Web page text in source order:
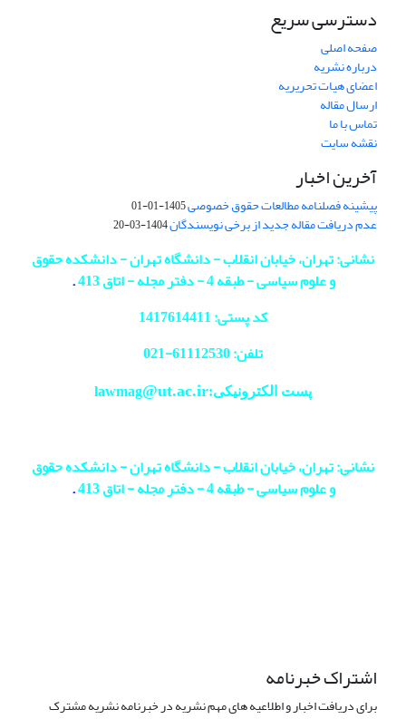
دسترسی سریع
صفحه اصلی
درباره نشریه
اعضای هیات تحریریه
ارسال مقاله
تماس با ما
نقشه سایت
آخرین اخبار
پیشینه فصلنامه مطالعات حقوق خصوصی1405-01-01
عدم دریافت مقاله جدید از برخی نویسندگان1404-03-20
نشانی: تهران، خیابان انقلاب - دانشگاه تهران - دانشکده حقوق
و علوم سیاسی - طبقه 4 - دفتر مجله - اتاق 413
.
کد پستی: 1417614411
تلفن: 61112530-
021
پست الکترونیکی:lawmag@ut.ac.ir
نشانی: تهران، خیابان انقلاب - دانشگاه تهران - دانشکده حقوق
و علوم سیاسی - طبقه 4 - دفتر مجله - اتاق 413
.
اشتراک خبرنامه
برای دریافت اخبار و اطلاعیه های مهم نشریه در خبرنامه نشریه مشترک